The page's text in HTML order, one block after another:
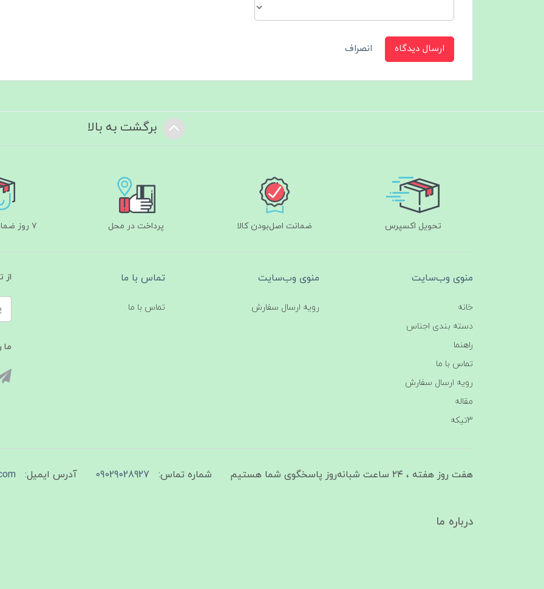
ارسال دیدگاه انصراف
برگشت به بالا
تحویل اکسپرس ضمانت اصل‌بودن کالا پرداخت در محل ۷ روز ضمانت بازگشت
منوی وب‌سایت
خانه
دسته بندی اجناس
راهنما
تماس با ما
رویه ارسال سفارش
مقاله
3تیکه
منوی وب‌سایت
رویه ارسال سفارش
تماس با ما
تماس با ما
از
ما
هفت روز هفته ، ۲۴ ساعت شبانه‌روز پاسخگوی شما هستیم شماره تماس: 09029028927 آدرس ایمیل:
درباره ما